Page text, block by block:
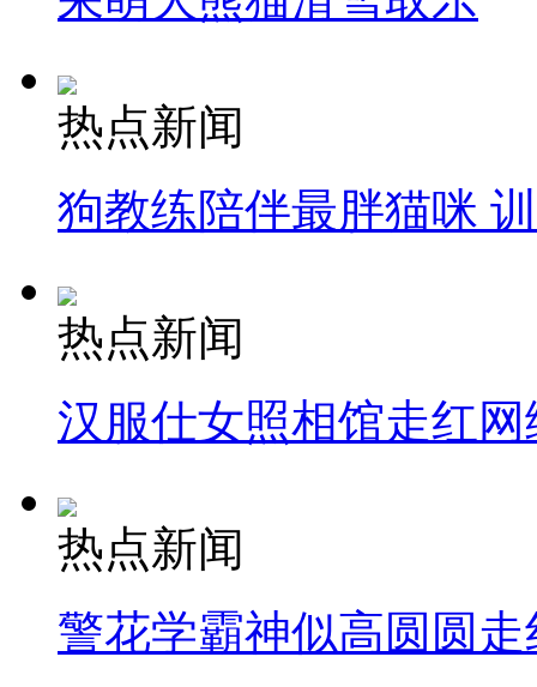
热点新闻
狗教练陪伴最胖猫咪
热点新闻
汉服仕女照相馆走红网
热点新闻
警花学霸神似高圆圆走